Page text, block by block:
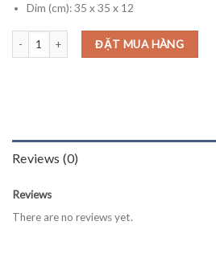
Dim (cm): 35 x 35 x 12
PI012 quantity
ĐẶT MUA HÀNG
Reviews (0)
Reviews
There are no reviews yet.